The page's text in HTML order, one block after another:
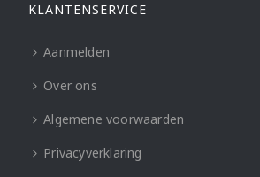
KLANTENSERVICE
Aanmelden
Over ons
Algemene voorwaarden
Privacyverklaring